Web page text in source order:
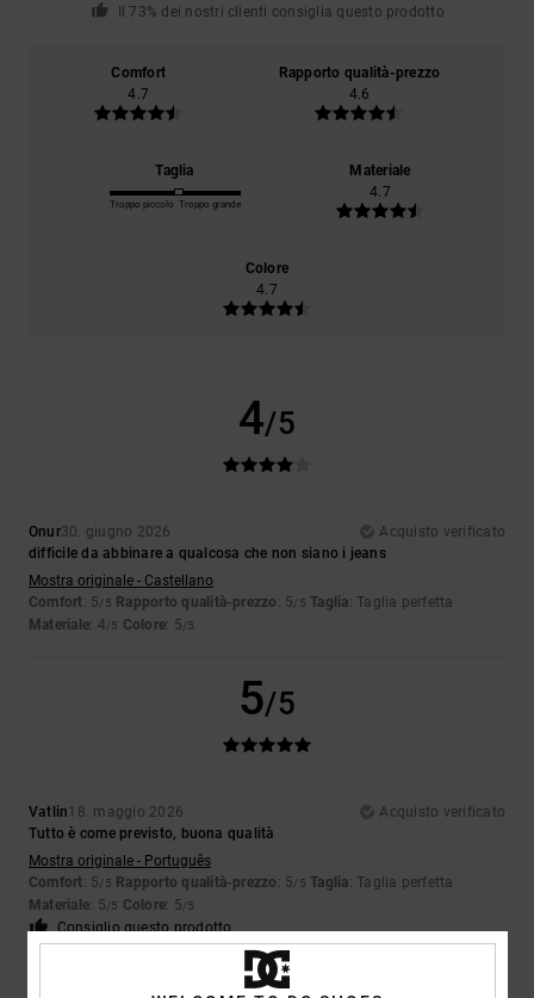
Il 73% dei nostri clienti consiglia questo prodotto
Comfort
4.7
Rapporto qualità-prezzo
4.6
Taglia
Troppo piccolo Troppo grande
Materiale
4.7
Colore
4.7
4/5
Onur30. giugno 2026
Acquisto verificato
difficile da abbinare a qualcosa che non siano i jeans
Mostra originale - Castellano
Comfort: 5/5 Rapporto qualità-prezzo : 5/5 Taglia: Taglia perfetta
Materiale: 4/5 Colore: 5/5
5/5
Vatlin18. maggio 2026
Acquisto verificato
Tutto è come previsto, buona qualità
Mostra originale - Português
Comfort: 5/5 Rapporto qualità-prezzo : 5/5 Taglia: Taglia perfetta
Materiale: 5/5 Colore: 5/5
Consiglio questo prodotto